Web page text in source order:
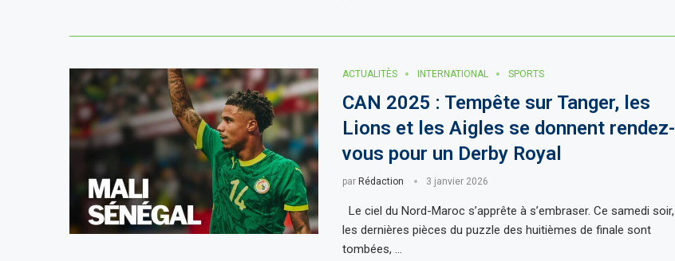
ACTUALITÈS INTERNATIONAL SPORTS
CAN 2025 : Tempête sur Tanger, les
Lions et les Aigles se donnent rendez-
vous pour un Derby Royal
par Rédaction 3 janvier 2026
Le ciel du Nord-Maroc s’apprête à s’embraser. Ce samedi soir,
les dernières pièces du puzzle des huitièmes de finale sont
tombées, …